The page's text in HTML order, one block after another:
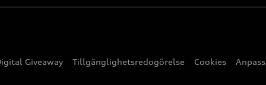
Giveaway Tillgänglighetsredogörelse Cookies